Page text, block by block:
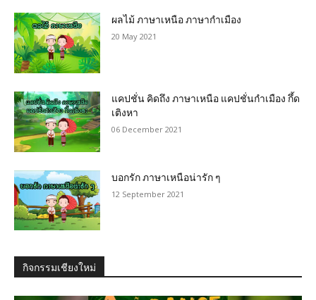
ผลไม้ ภาษาเหนือ ภาษากำเมือง
20 May 2021
แคปชั่น คิดถึง ภาษาเหนือ แคปชั่นกำเมือง กึ้ด
เติงหา
06 December 2021
บอกรัก ภาษาเหนือน่ารัก ๆ
12 September 2021
กิจกรรมเชียงใหม่